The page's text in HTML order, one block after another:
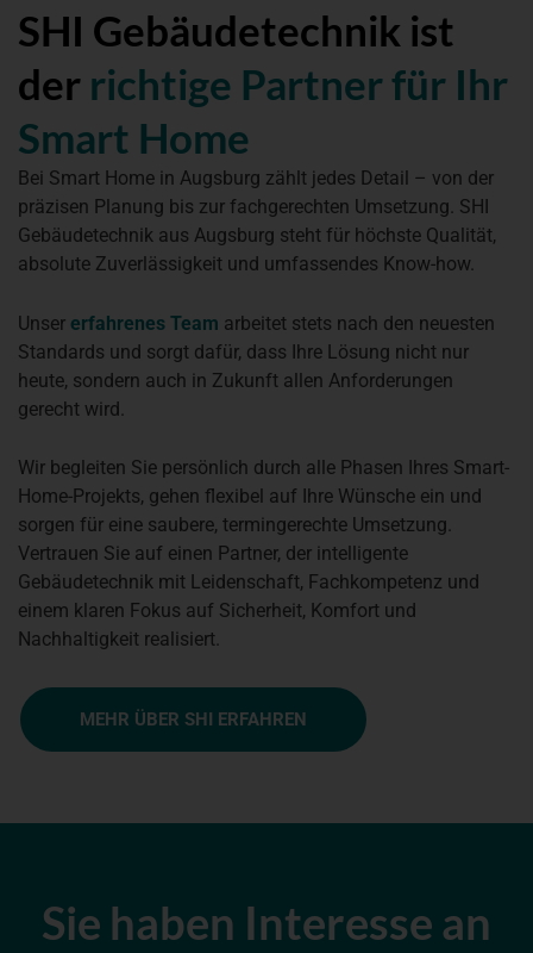
SHI Gebäudetechnik ist
der richtige Partner für Ihr
Smart Home
Bei Smart Home in Augsburg zählt jedes Detail – von der
präzisen Planung bis zur fachgerechten Umsetzung. SHI
Gebäudetechnik aus Augsburg steht für höchste Qualität,
absolute Zuverlässigkeit und umfassendes Know-how.
Unser erfahrenes Team arbeitet stets nach den neuesten
Standards und sorgt dafür, dass Ihre Lösung nicht nur
heute, sondern auch in Zukunft allen Anforderungen
gerecht wird.
Wir begleiten Sie persönlich durch alle Phasen Ihres Smart-
Home-Projekts, gehen flexibel auf Ihre Wünsche ein und
sorgen für eine saubere, termingerechte Umsetzung.
Vertrauen Sie auf einen Partner, der intelligente
Gebäudetechnik mit Leidenschaft, Fachkompetenz und
einem klaren Fokus auf Sicherheit, Komfort und
Nachhaltigkeit realisiert.
MEHR ÜBER SHI ERFAHREN
Sie haben Interesse an